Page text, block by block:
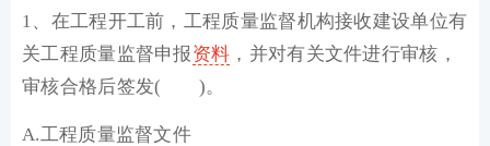
1、在工程开工前，工程质量监督机构接收建设单位有
关工程质量监督申报资料 ，并对有关文件进行审核，
审核合格后签发( )。
A.工程质量监督文件